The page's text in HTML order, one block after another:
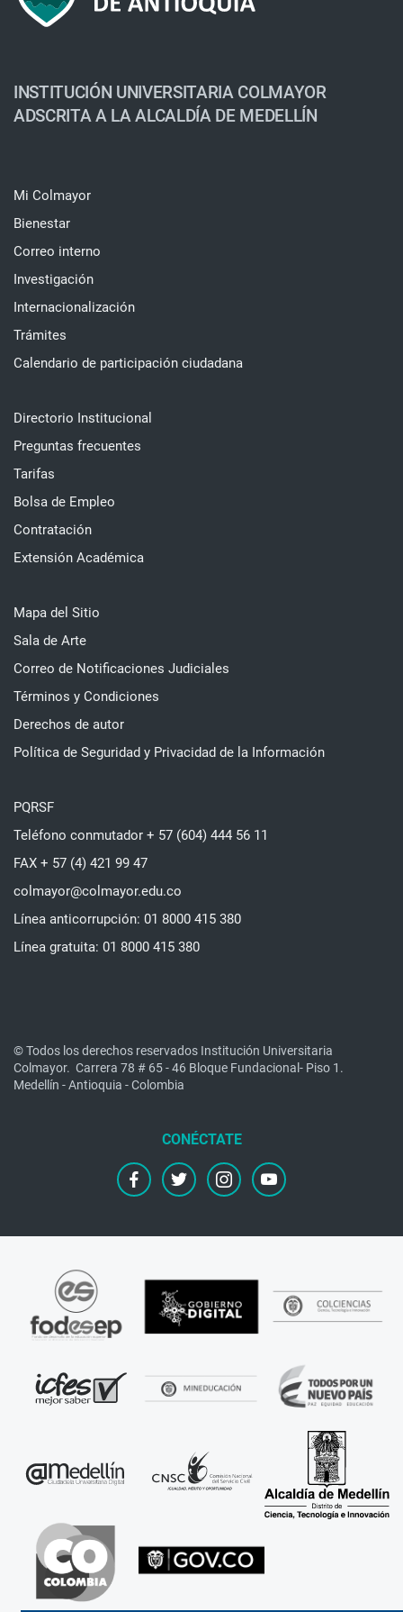
INSTITUCIÓN UNIVERSITARIA COLMAYOR
ADSCRITA A LA ALCALDÍA DE MEDELLÍN
Mi Colmayor
Bienestar
Correo interno
Investigación
Internacionalización
Trámites
Calendario de participación ciudadana
Directorio Institucional
Preguntas frecuentes
Tarifas
Bolsa de Empleo
Contratación
Extensión Académica
Mapa del Sitio
Sala de Arte
Correo de Notificaciones Judiciales
Términos y Condiciones
Derechos de autor
Política de Seguridad y Privacidad de la Información
PQRSF
Teléfono conmutador + 57 (604) 444 56 11
FAX + 57 (4) 421 99 47
colmayor@colmayor.edu.co
Línea anticorrupción: 01 8000 415 380
Línea gratuita: 01 8000 415 380
© Todos los derechos reservados Institución Universitaria
Colmayor. Carrera 78 # 65 - 46 Bloque Fundacional- Piso 1.
Medellín - Antioquia - Colombia